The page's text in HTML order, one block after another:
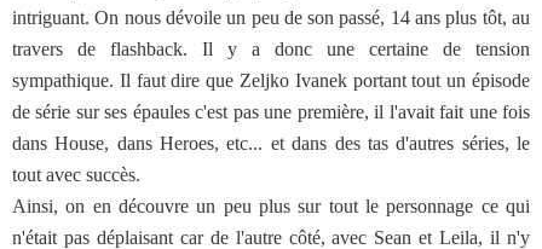
intriguant. On nous dévoile un peu de son passé, 14 ans plus tôt, au
travers de flashback. Il y a donc une certaine de tension
sympathique. Il faut dire que Zeljko Ivanek portant tout un épisode
de série sur ses épaules c'est pas une première, il l'avait fait une fois
dans House, dans Heroes, etc... et dans des tas d'autres séries, le
tout avec succès.
Ainsi, on en découvre un peu plus sur tout le personnage ce qui
n'était pas déplaisant car de l'autre côté, avec Sean et Leila, il n'y